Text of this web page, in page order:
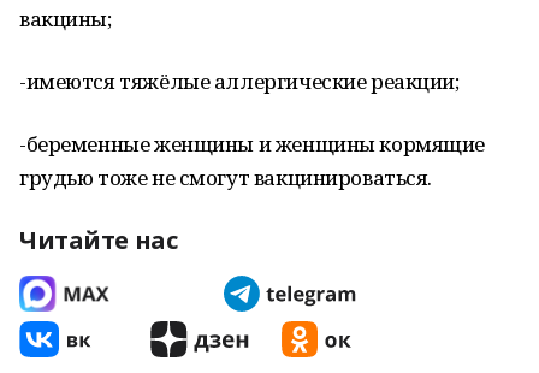
вакцины;
-имеются тяжёлые аллергические реакции;
-беременные женщины и женщины кормящие
грудью тоже не смогут вакцинироваться.
Читайте нас